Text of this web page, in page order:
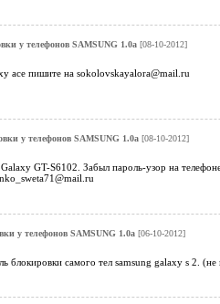
у телефонов SAMSUNG 1.0a[08-10-2012]
ace пишите на sokolovskayalora@mail.ru
у телефонов SAMSUNG 1.0a[08-10-2012]
GT-S6102. Забыл пароль-узор на
у телефонов SAMSUNG 1.0a[06-10-2012]
блокировки самого тел samsung galaxy s 2.